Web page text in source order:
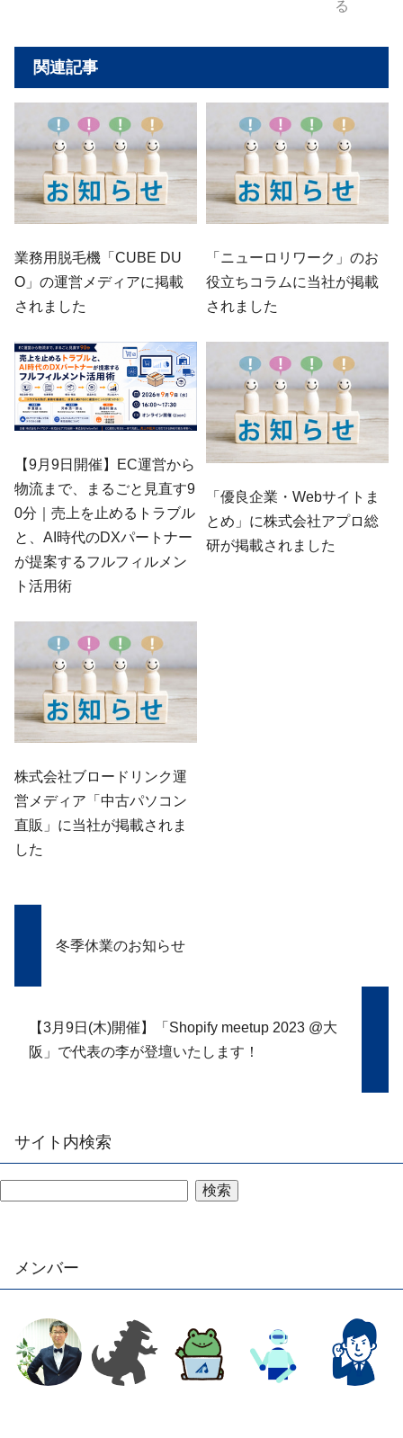
る
関連記事
業務用脱毛機「CUBE DU
O」の運営メディアに掲載
されました
「ニューロリワーク」のお
役立ちコラムに当社が掲載
されました
【9月9日開催】EC運営から
物流まで、まるごと見直す9
0分｜売上を止めるトラブル
と、AI時代のDXパートナー
が提案するフルフィルメン
ト活用術
「優良企業・Webサイトま
とめ」に株式会社アプロ総
研が掲載されました
株式会社ブロードリンク運
営メディア「中古パソコン
直販」に当社が掲載されま
した
冬季休業のお知らせ
【3月9日(木)開催】「Shopify meetup 2023 @大
阪」で代表の李が登壇いたします！
サイト内検索
検索
メンバー